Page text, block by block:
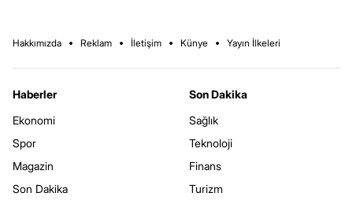
Hakkımızda Reklam İletişim Künye Yayın İlkeleri
Haberler
Ekonomi
Spor
Magazin
Son Dakika
Son Dakika
Sağlık
Teknoloji
Finans
Turizm